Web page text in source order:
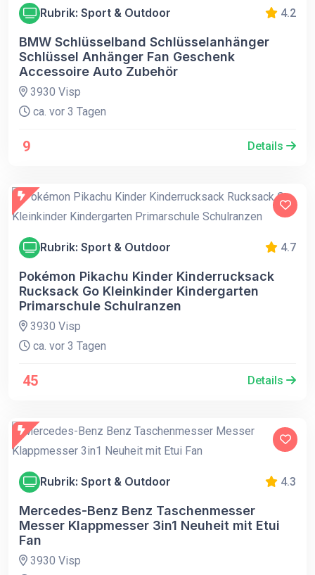
Rubrik: Sport & Outdoor 4.2
BMW Schlüsselband Schlüsselanhänger
Schlüssel Anhänger Fan Geschenk
Accessoire Auto Zubehör
3930 Visp
ca. vor 3 Tagen
9 Details
Rubrik: Sport & Outdoor 4.7
Pokémon Pikachu Kinder Kinderrucksack
Rucksack Go Kleinkinder Kindergarten
Primarschule Schulranzen
3930 Visp
ca. vor 3 Tagen
45 Details
Rubrik: Sport & Outdoor 4.3
Mercedes-Benz Benz Taschenmesser
Messer Klappmesser 3in1 Neuheit mit Etui
Fan
3930 Visp